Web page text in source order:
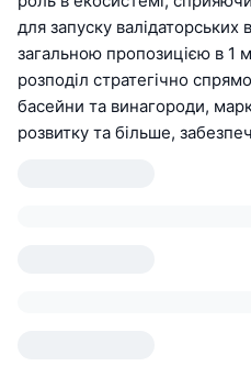
для запуску валідаторських
загальною пропозицією в 1
розподіл стратегічно
басейни та винагороди,
розвитку та більше,